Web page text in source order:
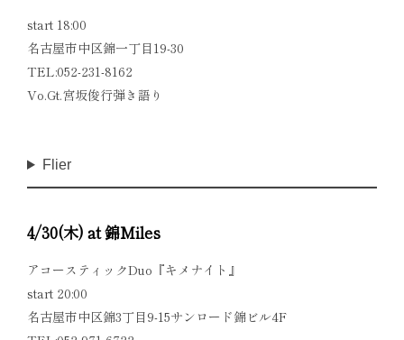
start 18:00
名古屋市中区錦一丁目19-30
TEL:052-231-8162
Vo.Gt.宮坂俊行弾き語り
Flier
4/30(木) at 錦Miles
アコースティックDuo『キメナイト』
start 20:00
名古屋市中区錦3丁目9-15サンロード錦ビル4F